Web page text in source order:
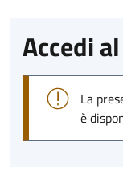
Accedi
La
è